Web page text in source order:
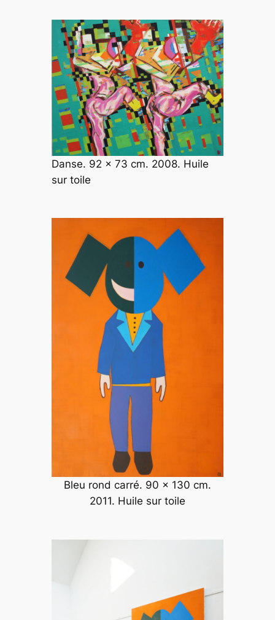
Danse. 92 x 73 cm. 2008. Huile
sur toile
Bleu rond carré. 90 x 130 cm.
2011. Huile sur toile